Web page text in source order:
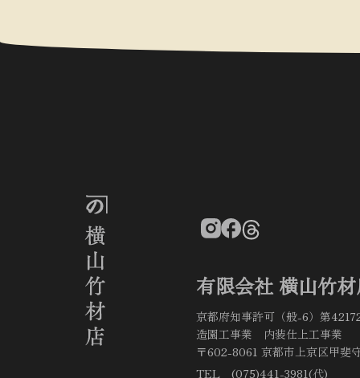
有限会社 横山竹
京都府知事許可（般-6）第
造園工事業 内装仕上工事業
〒602-8061 京都市上京区甲斐
TEL (075)441-3981(代)